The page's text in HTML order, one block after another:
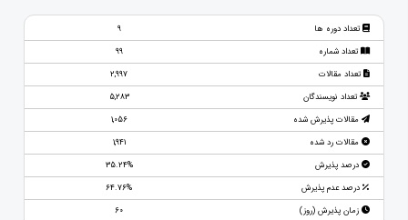
تعداد دوره ها
9
تعداد شماره
99
تعداد مقالات
2,997
تعداد نویسندگان
5,283
مقالات پذیرش شده
1,056
مقالات رد شده
1,941
درصد پذیرش
35.24%
درصد عدم پذیرش
64.76%
زمان پذیرش (روز)
60